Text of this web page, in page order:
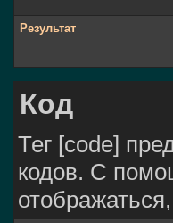
Результат
Код
Тег [code]
кодов. С